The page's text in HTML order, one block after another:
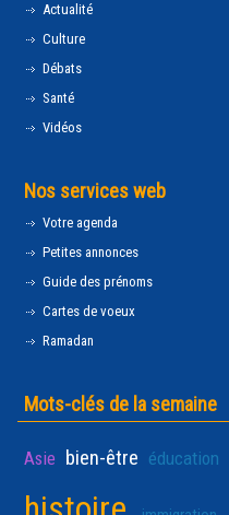
Actualité
Culture
Débats
Santé
Vidéos
Nos services web
Votre agenda
Petites annonces
Guide des prénoms
Cartes de voeux
Ramadan
Mots-clés de la semaine
Asie bien-être éducation